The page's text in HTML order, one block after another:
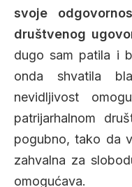
svoje
društvenog
dugo sam patila i
onda shvatila
nevidljivost
patrijarhalnom
pogubno, tako da
zahvalna za
omogućava.